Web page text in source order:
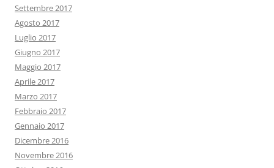
Settembre 2017
Agosto 2017
Luglio 2017
Giugno 2017
Maggio 2017
Aprile 2017
Marzo 2017
Febbraio 2017
Gennaio 2017
Dicembre 2016
Novembre 2016